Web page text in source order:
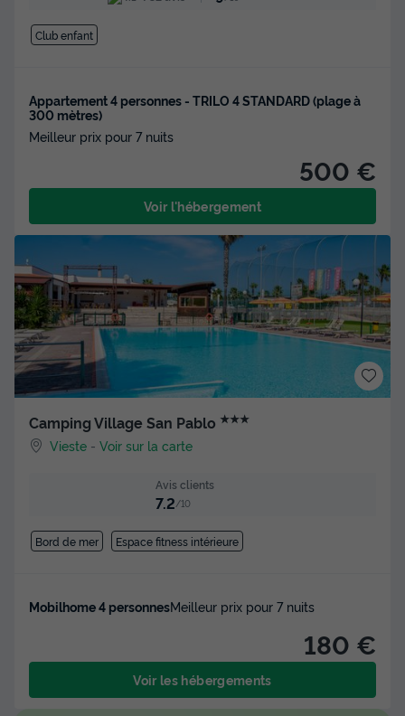
Club enfant
Appartement 4 personnes - TRILO 4 STANDARD (plage à
300 mètres)
Meilleur prix pour 7 nuits
500 €
Voir l'hébergement
Camping Village San Pablo ★★★
Vieste -Voir sur la carte
Avis clients
7.2/10
Bord de mer Espace fitness intérieure
Mobilhome 4 personnesMeilleur prix pour 7 nuits
180 €
Voir les hébergements